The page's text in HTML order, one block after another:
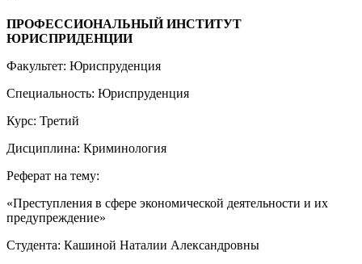
ПРОФЕССИОНАЛЬНЫЙ ИНСТИТУТ
ЮРИСПРИДЕНЦИИ
Факультет: Юриспруденция
Специальность: Юриспруденция
Курс: Третий
Дисциплина: Криминология
Реферат на тему:
«Преступления в сфере экономической деятельности и их
предупреждение»
Студента: Кашиной Наталии Александровны